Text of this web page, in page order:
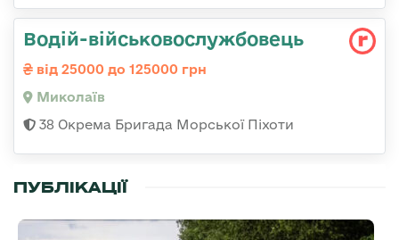
Водій-військовослужбовець
від 25000 до 125000 грн
Миколаїв
38 Окрема Бригада Морської Піхоти
ПУБЛІКАЦІЇ